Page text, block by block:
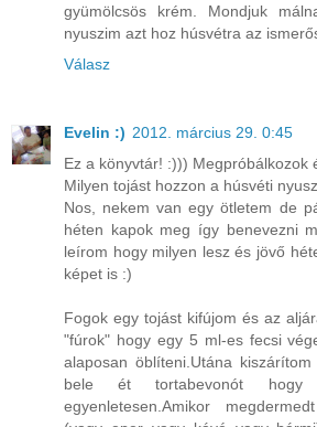
gyümölcsös krém. Mondjuk
nyuszim azt hoz húsvétra az
Válasz
Evelin :) 2012. március 29. 0:45
Ez a könyvtár! :))) Megpróbálkozok
Milyen tojást hozzon a húsvéti
Nos, nekem van egy ötletem de
héten kapok meg így benevezni
leírom hogy milyen lesz és jövő
képet is :)
Fogok egy tojást kifújom és az
"fúrok" hogy egy 5 ml-es fecsi
alaposan öblíteni.Utána
bele ét tortabevonót hogy
egyenletesen.Amikor